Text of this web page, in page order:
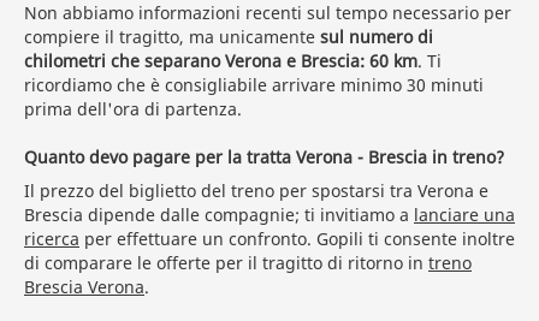
Non abbiamo informazioni recenti sul tempo necessario per
compiere il tragitto, ma unicamente sul numero di
chilometri che separano Verona e Brescia: 60 km. Ti
ricordiamo che è consigliabile arrivare minimo 30 minuti
prima dell'ora di partenza.
Quanto devo pagare per la tratta Verona - Brescia in treno?
Il prezzo del biglietto del treno per spostarsi tra Verona e
Brescia dipende dalle compagnie; ti invitiamo a lanciare una
ricerca per effettuare un confronto. Gopili ti consente inoltre
di comparare le offerte per il tragitto di ritorno in treno
Brescia Verona.